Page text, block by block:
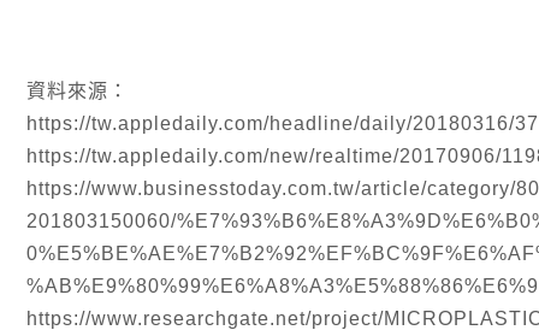
資料來源：
https://tw.appledaily.com/headline/daily/20180316/
https://tw.appledaily.com/new/realtime/20170906/
https://www.businesstoday.com.tw/article/category/
201803150060/
https://www.researchgate.net/project/